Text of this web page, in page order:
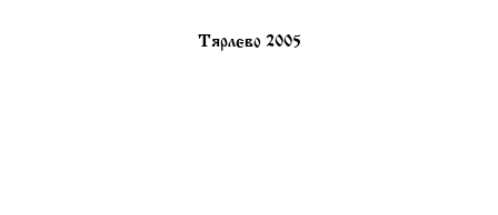
Тярлево 2005